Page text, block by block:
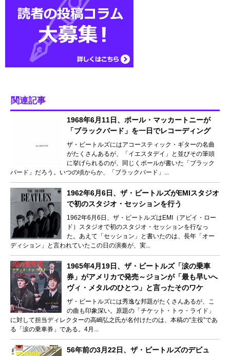
関連記事
1968年6月11日、ポール・マッカートニーが
「ブラックバード」を一日でレコーディング
ザ・ビートルズにはアコースティック・ギターの名曲
がたくさんあるが、「イエスタデイ」と並びその筆頭
に挙げられるのが、同じくポールが書いた「ブラック
バード」だろう。いつの頃からか、「ブラックバード」...
1962年6月6日、ザ・ビートルズがEMIスタジオ
で初のスタジオ・セッションを行う
1962年6月6日、ザ・ビートルズはEMI（アビイ・ロー
ド）スタジオで初のスタジオ・セッションを行なっ
た。あえて「セッション」と書いたのは、長年「オー
ディション」と言われていたこの日の演奏が、実...
1965年4月19日、ザ・ビートルズ「涙の乗車
券」がアメリカで発売～ジョンが「最も早いへ
ヴィ・メタルのひとつ」と言ったそのワケ
ザ・ビートルズには秀逸な邦題がたくさんあるが、こ
の曲も印象深い。原題の「チケット・トゥ・ライド」
に対して担当ディレクターの高嶋弘之氏が名付けたのは、本稿の“主役”であ
る「涙の乗車券」である。4月...
56年前の3月22日、ザ・ビートルズのデビュ